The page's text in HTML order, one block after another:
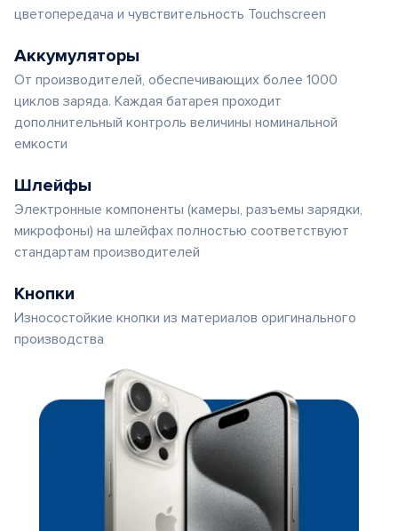
цветопередача и чувствительность Touchscreen
Аккумуляторы
От производителей, обеспечивающих более 1000
циклов заряда. Каждая батарея проходит
дополнительный контроль величины номинальной
емкости
Шлейфы
Электронные компоненты (камеры, разъемы зарядки,
микрофоны) на шлейфах полностью соответствуют
стандартам производителей
Кнопки
Износостойкие кнопки из материалов оригинального
производства